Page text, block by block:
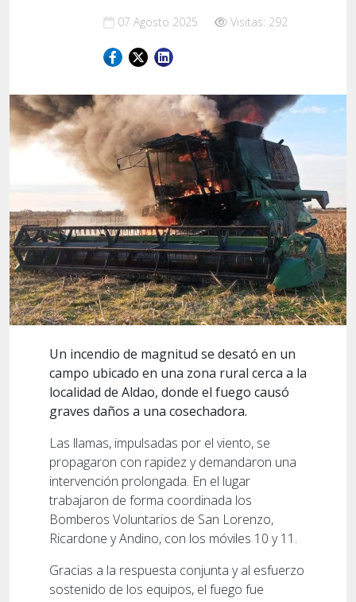
07 Agosto 2025 Visitas: 292
Un incendio de magnitud se desató en un
campo ubicado en una zona rural cerca a la
localidad de Aldao, donde el fuego causó
graves daños a una cosechadora.
Las llamas, impulsadas por el viento, se
propagaron con rapidez y demandaron una
intervención prolongada. En el lugar
trabajaron de forma coordinada los
Bomberos Voluntarios de San Lorenzo,
Ricardone y Andino, con los móviles 10 y 11.
Gracias a la respuesta conjunta y al esfuerzo
sostenido de los equipos, el fuego fue